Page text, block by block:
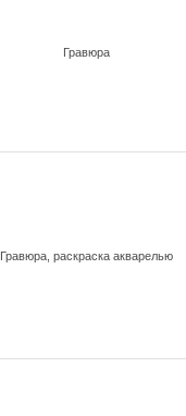
Гравюра
Гравюра, раскраска акварелью